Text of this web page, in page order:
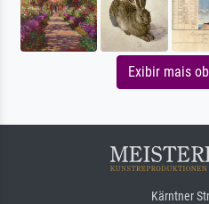
Exibir mais
Kärntner